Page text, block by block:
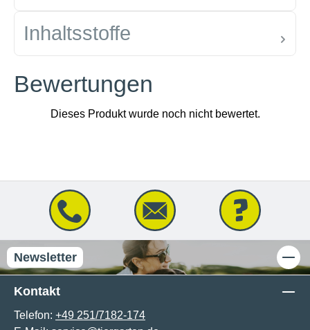
Inhaltsstoffe
Bewertungen
Newsletter
Kontakt
Telefon: +49 251/7182-174